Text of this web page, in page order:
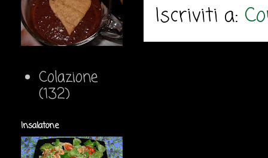
Iscriviti a:
Colazione
(132)
Insalatone